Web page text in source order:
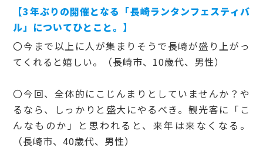
【3年ぶりの開催となる「長崎ランタンフェスティバ
ル」についてひとこと。】
〇今まで以上に人が集まりそうで長崎が盛り上がっ
てくれると嬉しい。（長崎市、10歳代、男性）
〇今回、全体的にこじんまりとしていませんか？や
るなら、しっかりと盛大にやるべき。観光客に「こ
んなものか」と思われると、来年は来なくなる。
（長崎市、40歳代、男性）